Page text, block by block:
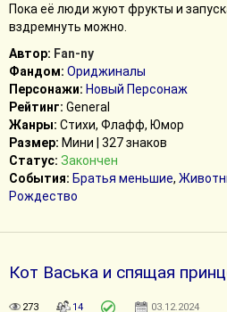
Пока её люди жуют фрукты и
вздремнуть можно.
Автор: Fan-ny
Фандом: Ориджиналы
Персонажи: Новый Персонаж
Рейтинг: General
Жанры: Стихи, Флафф, Юмор
Размер: Мини | 327 знаков
Статус: Закончен
События: Братья меньшие,
Рождество
Кот Васька и спящая
273 14 03.12.2024